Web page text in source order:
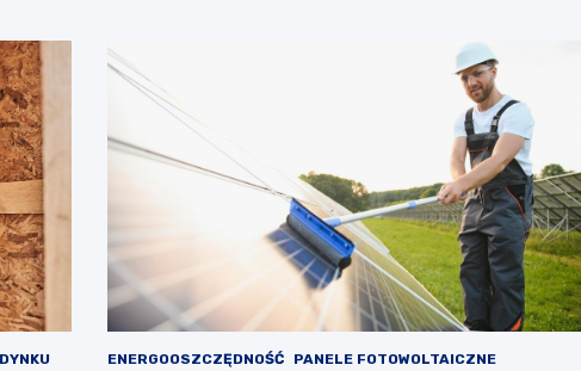
ENERGOOSZCZĘDNOŚĆ PANELE FOTOWOLTAICZNE